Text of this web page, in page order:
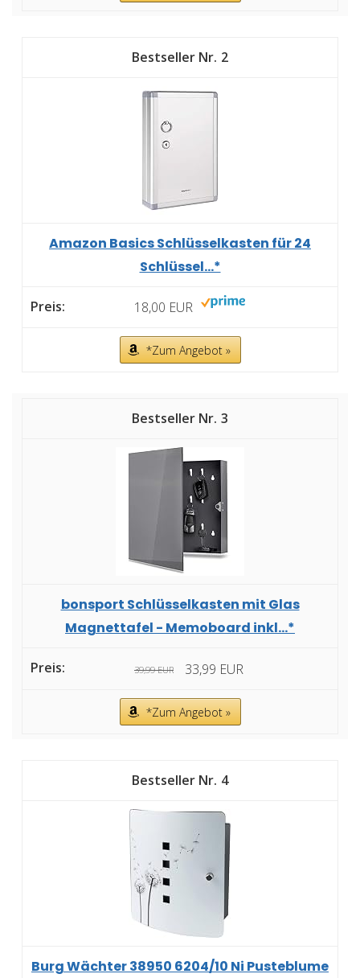
2
Amazon Basics Schlüsselkasten für 24
Schlüssel...*
18,00 EUR
*Zum Angebot »
3
bonsport Schlüsselkasten mit Glas
Magnettafel - Memoboard inkl...*
39,99 EUR 33,99 EUR
*Zum Angebot »
4
Burg Wächter 38950 6204/10 Ni Pusteblume